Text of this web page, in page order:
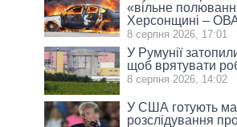
«вільне
Херсонщині –
8 серпня 2026, 17:01
У Румунії
щоб врятувати
8 серпня 2026, 14:02
У США готують
розслідування